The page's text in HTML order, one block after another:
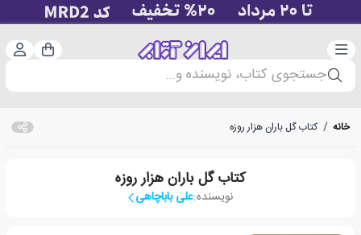
دسته‌بندی سبد
جستجوی کتاب، نویسنده و...
خانه / کتاب گل باران هزار روزه
کتاب گل باران هزار روزه
نویسنده:علی باباچاهی